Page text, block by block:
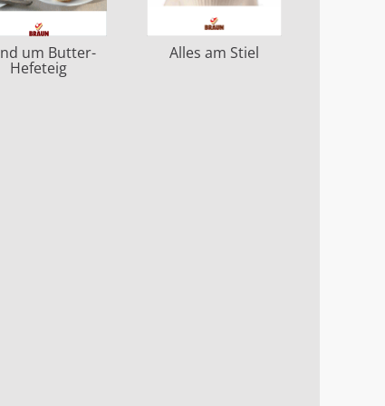
um Butter-
Hefeteig
Alles am Stiel